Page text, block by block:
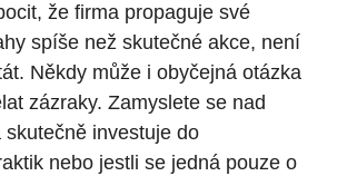
že firma propaguje své
spíše než skutečné akce, není
Někdy může i obyčejná otázka
zázraky. Zamyslete se nad
investuje do
nebo jestli se jedná pouze o